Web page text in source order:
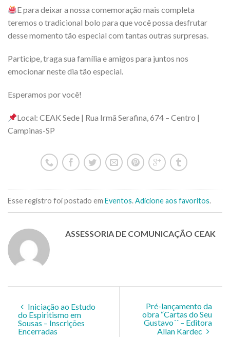
E para deixar a nossa comemoração mais completa
teremos o tradicional bolo para que você possa desfrutar
desse momento tão especial com tantas outras surpresas.
Participe, traga sua família e amigos para juntos nos
emocionar neste dia tão especial.
Esperamos por você!
Local: CEAK Sede | Rua Irmã Serafina, 674 – Centro |
Campinas-SP
Esse registro foi postado em Eventos.Adicione aos favoritos.
ASSESSORIA DE COMUNICAÇÃO CEAK
Iniciação ao Estudo
do Espiritismo em
Sousas – Inscrições
Encerradas
Pré-lançamento da
obra “Cartas do Seu
Gustavo´´ – Editora
Allan Kardec